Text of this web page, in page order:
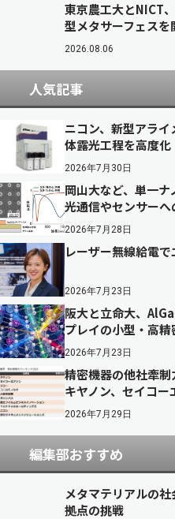
東京農工大とNICT
型メタサーフェスを
2026.08.06
人気記事
ニコン、新型アラ
体露光工程を高度化
2026年7月30日
岡山大など、単一
光通信やセンサー
2026年7月28日
レーザー無線給電
2026年7月23日
阪大と立命大、
プレイの小型・高
2026年7月23日
精密機器の他社牽
キヤノン、セイコー
2026年7月29日
編集部おすすめ
メタマテリアルの
拠点の挑戦